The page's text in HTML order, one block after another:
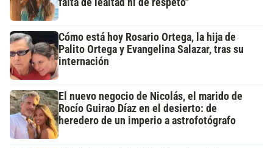
Cómo está hoy Rosario Ortega, la hija de
Palito Ortega y Evangelina Salazar, tras su
internación
El nuevo negocio de Nicolás, el marido de
Rocío Guirao Díaz en el desierto: de
heredero de un imperio a astrofotógrafo